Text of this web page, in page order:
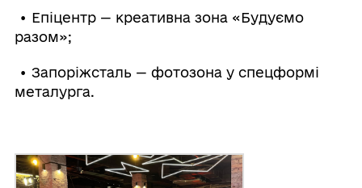
• Епіцентр — креативна зона «Будуємо
разом»;
• Запоріжсталь — фотозона у спецформі
металурга.